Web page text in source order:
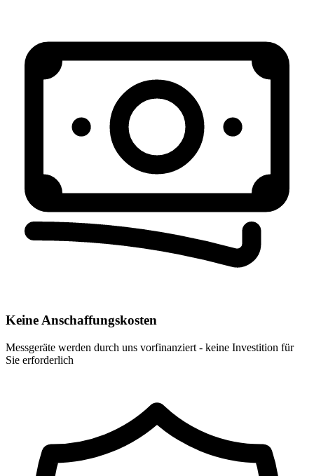
Keine Anschaffungskosten
Messgeräte werden durch uns vorfinanziert - keine Investition für
Sie erforderlich